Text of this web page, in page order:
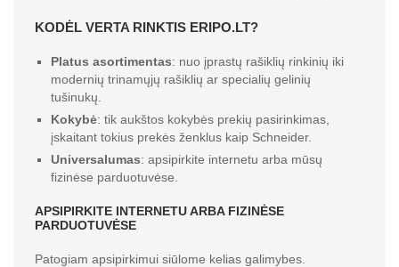
KODĖL VERTA RINKTIS ERIPO.LT?
Platus asortimentas: nuo įprastų rašiklių rinkinių iki
modernių trinamųjų rašiklių ar specialių gelinių
tušinukų.
Kokybė: tik aukštos kokybės prekių pasirinkimas,
įskaitant tokius prekės ženklus kaip Schneider.
Universalumas: apsipirkite internetu arba mūsų
fizinėse parduotuvėse.
APSIPIRKITE INTERNETU ARBA FIZINĖSE
PARDUOTUVĖSE
Patogiam apsipirkimui siūlome kelias galimybes.